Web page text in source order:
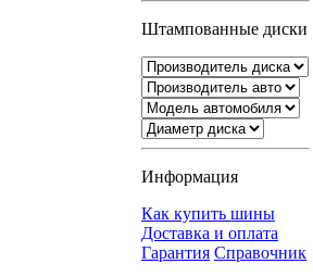
Штампованные диски
Информация
Как купить шины
Доставка и оплата
Гарантия Справочник